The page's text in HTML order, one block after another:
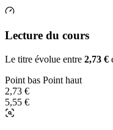
Lecture du cours
Le titre évolue entre 2,73 €
Point bas Point haut
2,73 €
5,55 €